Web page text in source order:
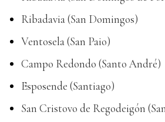
Ribadavia (San Domingos)
Ventosela (San Paio)
Campo Redondo (Santo André)
Esposende (Santiago)
San Cristovo de Regodeigón